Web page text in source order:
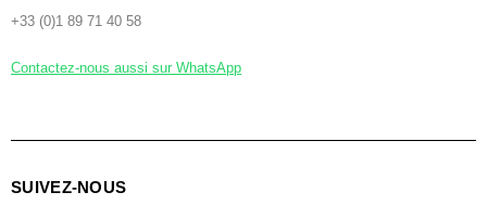
+33 (0)1 89 71 40 58
Contactez-nous aussi sur WhatsApp
SUIVEZ-NOUS